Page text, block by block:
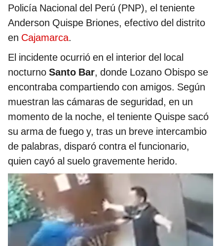
Policía Nacional del Perú (PNP), el teniente
Anderson Quispe Briones, efectivo del distrito
en Cajamarca.
El incidente ocurrió en el interior del local
nocturno Santo Bar, donde Lozano Obispo se
encontraba compartiendo con amigos. Según
muestran las cámaras de seguridad, en un
momento de la noche, el teniente Quispe sacó
su arma de fuego y, tras un breve intercambio
de palabras, disparó contra el funcionario,
quien cayó al suelo gravemente herido.